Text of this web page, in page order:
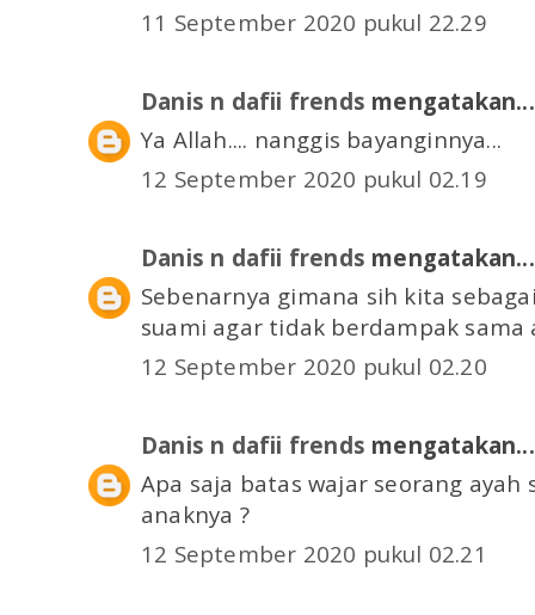
11 September 2020 pukul 22.29
Danis n dafii frends mengatakan...
Ya Allah.... nanggis bayanginnya...
12 September 2020 pukul 02.19
Danis n dafii frends mengatakan...
Sebenarnya gimana sih kita
suami agar tidak berdampak sama
12 September 2020 pukul 02.20
Danis n dafii frends mengatakan...
Apa saja batas wajar seorang ayah
anaknya ?
12 September 2020 pukul 02.21